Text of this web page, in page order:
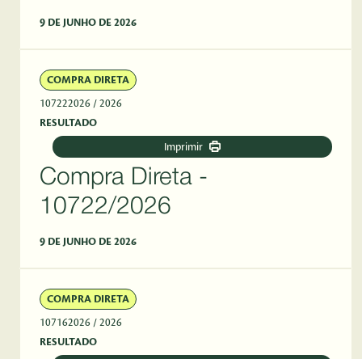
9 DE JUNHO DE 2026
COMPRA DIRETA
107222026 / 2026
RESULTADO
Imprimir
Compra Direta -
10722/2026
9 DE JUNHO DE 2026
COMPRA DIRETA
107162026 / 2026
RESULTADO